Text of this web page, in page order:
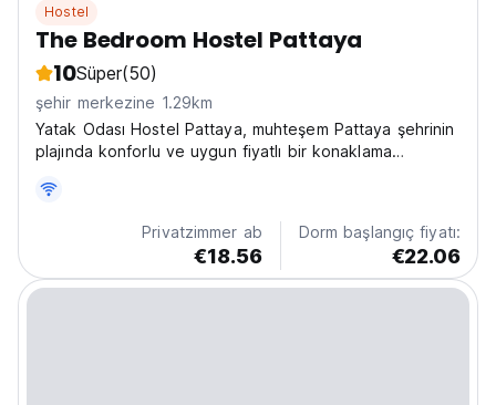
Hostel
The Bedroom Hostel Pattaya
10Süper(50)
şehir merkezine 1.29km
Yatak Odası Hostel Pattaya, muhteşem Pattaya şehrinin
plajında ​​konforlu ve uygun fiyatlı bir konaklama
Privatzimmer ab
€18.56
Dorm başlangıç fiyatı:
€22.06